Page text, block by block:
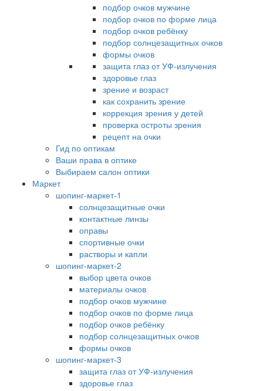
подбор очков мужчине
подбор очков по форме лица
подбор очков ребёнку
подбор солнцезащитных очков
формы очков
защита глаз от УФ-излучения
здоровье глаз
зрение и возраст
как сохранить зрение
коррекция зрения у детей
проверка остроты зрения
рецепт на очки
Гид по оптикам
Ваши права в оптике
Выбираем салон оптики
Маркет
шопинг-маркет-1
солнцезащитные очки
контактные линзы
оправы
спортивные очки
растворы и капли
шопинг-маркет-2
выбор цвета очков
материалы очков
подбор очков мужчине
подбор очков по форме лица
подбор очков ребёнку
подбор солнцезащитных очков
формы очков
шопинг-маркет-3
защита глаз от УФ-излучения
здоровье глаз